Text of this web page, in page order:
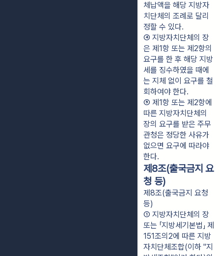
체납액을 해당 지방자
치단체의 조례로 달리
정할 수 있다.
④ 지방자치단체의 장
은 제1항 또는 제2항의
요구를 한 후 해당 지방
세를 징수하였을 때에
는 지체 없이 요구를 철
회하여야 한다.
⑤ 제1항 또는 제2항에
따른 지방자치단체의
장의 요구를 받은 주무
관청은 정당한 사유가
없으면 요구에 따라야
한다.
제8조(출국금지 요
청 등)
제8조(출국금지 요청
등)
① 지방자치단체의 장
또는 「지방세기본법」 제
151조의2에 따른 지방
자치단체조합(이하 "지